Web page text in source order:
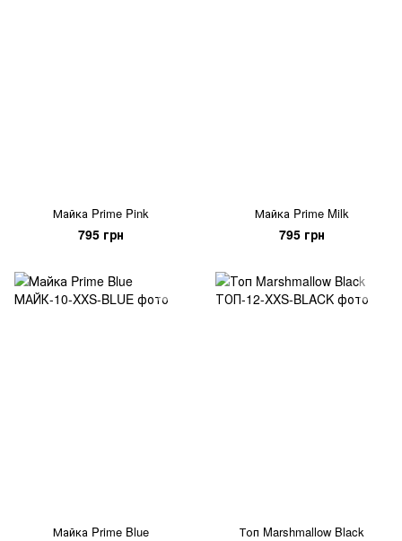
Майка Prime Pink
795 грн
Майка Prime Milk
795 грн
Майка Prime Blue Топ Marshmallow Black